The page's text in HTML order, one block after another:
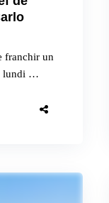
franchir un
lundi …